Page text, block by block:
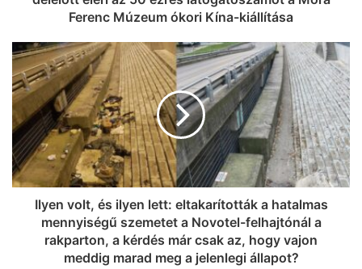
Ferenc Múzeum ókori Kína-kiállítása
Ilyen volt, és ilyen lett: eltakarították a hatalmas
mennyiségű szemetet a Novotel-felhajtónál a
rakparton, a kérdés már csak az, hogy vajon
meddig marad meg a jelenlegi állapot?